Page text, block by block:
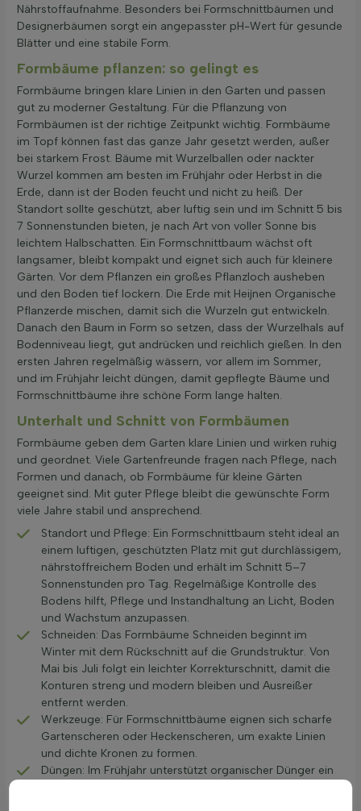
Nährstoffaufnahme. Besonders bei Formschnittbäumen und
Designerbäumen sorgt ein angepasster pH-Wert für gesunde
Blätter und eine stabile Form.
Formbäume pflanzen: so gelingt es
Formbäume bringen klare Linien in den Garten und passen
gut zu moderner Gestaltung. Für die Pflanzung von
Formbäumen ist der richtige Zeitpunkt wichtig. Formbäume
im Topf können fast das ganze Jahr gesetzt werden, außer
bei starkem Frost. Bäume mit Wurzelballen oder nackter
Wurzel kommen am besten im Frühjahr oder Herbst in die
Erde, dann ist der Boden feucht und nicht zu heiß. Der
Standort sollte geschützt, aber luftig sein und im Schnitt 5 bis
7 Sonnenstunden bieten, je nach Art von voller Sonne bis
leichtem Halbschatten. Ein Formschnittbaum wächst oft
langsamer, bleibt kompakt und eignet sich auch für kleinere
Gärten. Vor dem Pflanzen ein großes Pflanzloch ausheben
und den Boden tief lockern. Die Erde mit Heijnen Organische
Pflanzerde mischen, damit sich die Wurzeln gut entwickeln.
Danach den Baum in Form so setzen, dass der Wurzelhals auf
Bodenniveau liegt, gut andrücken und reichlich gießen. In den
ersten Jahren regelmäßig wässern, vor allem im Sommer,
und im Frühjahr leicht düngen, damit gepflegte Bäume und
Formschnittbäume ihre schöne Form lange halten.
Unterhalt und Schnitt von Formbäumen
Formbäume geben dem Garten klare Linien und wirken ruhig
und geordnet. Viele Gartenfreunde fragen nach Pflege, nach
Formen und danach, ob Formbäume für kleine Gärten
geeignet sind. Mit guter Pflege bleibt die gewünschte Form
viele Jahre stabil und ansprechend.
Standort und Pflege: Ein Formschnittbaum steht ideal an
einem luftigen, geschützten Platz mit gut durchlässigem,
nährstoffreichem Boden und erhält im Schnitt 5–7
Sonnenstunden pro Tag. Regelmäßige Kontrolle des
Bodens hilft, Pflege und Instandhaltung an Licht, Boden
und Wachstum anzupassen.
Schneiden: Das Formbäume Schneiden beginnt im
Winter mit dem Rückschnitt auf die Grundstruktur. Von
Mai bis Juli folgt ein leichter Korrekturschnitt, damit die
Konturen streng und modern bleiben und Ausreißer
entfernt werden.
Werkzeuge: Für Formschnittbäume eignen sich scharfe
Gartenscheren oder Heckenscheren, um exakte Linien
und dichte Kronen zu formen.
Düngen: Im Frühjahr unterstützt organischer Dünger ein